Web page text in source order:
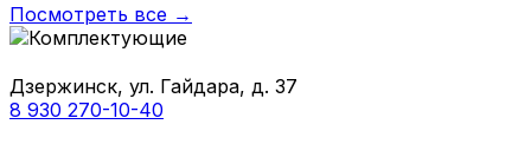
Посмотреть все →
Дзержинск, ул. Гайдара, д. 37
8 930 270-10-40